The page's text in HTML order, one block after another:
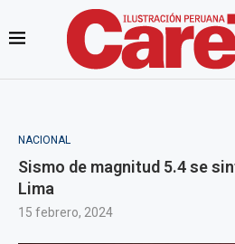
NACIONAL
Sismo de magnitud 5.4 se
Lima
15 febrero, 2024